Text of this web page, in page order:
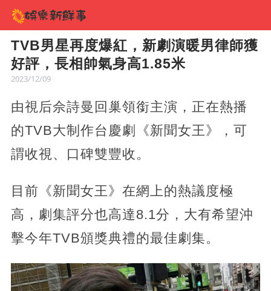
TVB男星再度爆紅，新劇演暖男律師獲
好評，長相帥氣身高1.85米
2023/12/09
由視后佘詩曼回巢領銜主演，正在熱播
的TVB大制作台慶劇《新聞女王》，可
謂收視、口碑雙豐收。
目前《新聞女王》在網上的熱議度極
高，劇集評分也高達8.1分，大有希望沖
擊今年TVB頒獎典禮的最佳劇集。